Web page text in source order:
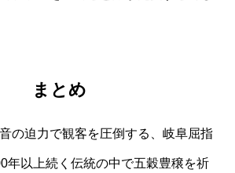
まとめ
の迫力で観客を圧倒する、岐阜屈指
年以上続く伝統の中で五穀豊穣を祈